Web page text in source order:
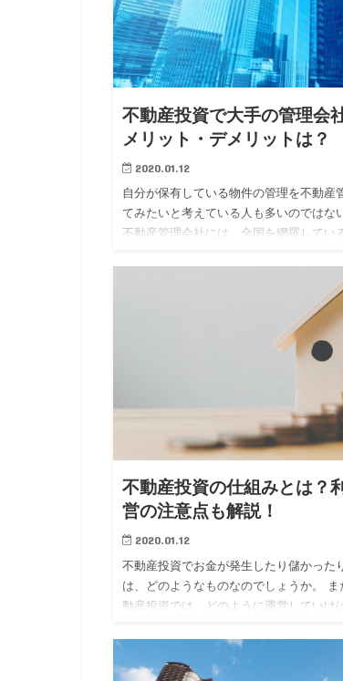
不動産投資で大手の管理会
メリット・デメリットは？
2020.01.12
自分が保有している物件の管理を不動産
てみたいと考えている人も多いのではな
不動産管理会社には、全国を網羅してい
不動産投資の仕組みとは？
営の注意点も解説！
2020.01.12
不動産投資でお金が発生したり儲かった
は、どのようなものなのでしょうか。 ま
動産投資では、どのように運営していけ